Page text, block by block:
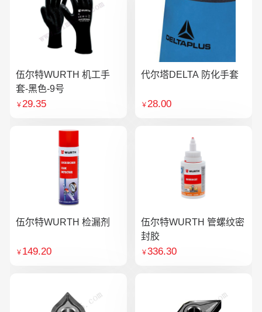
伍尔特WURTH 机工手
套-黑色-9号
￥29.35
代尔塔DELTA 防化手套
￥28.00
伍尔特WURTH 检漏剂
￥ 149.20
伍尔特WURTH 管螺纹密
封胶
￥336.30